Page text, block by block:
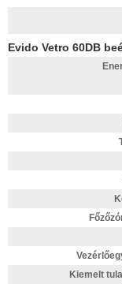
Evido Vetro 60DB
Kiemelt